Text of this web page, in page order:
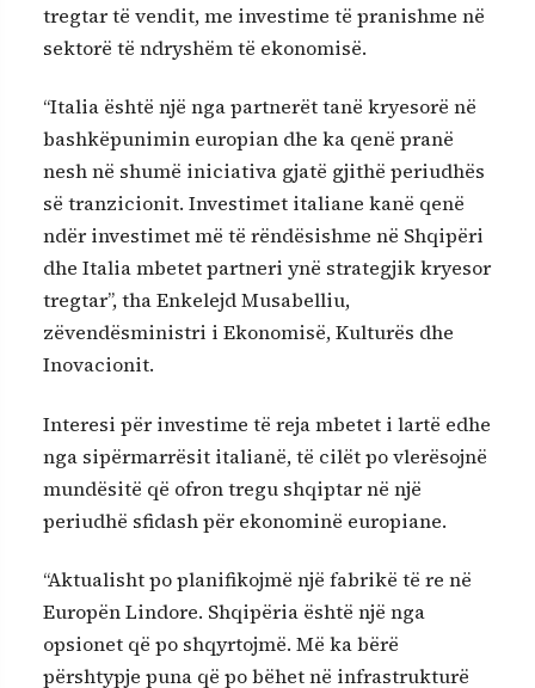
tregtar të vendit, me investime të pranishme në
sektorë të ndryshëm të ekonomisë.
“Italia është një nga partnerët tanë kryesorë në
bashkëpunimin europian dhe ka qenë pranë
nesh në shumë iniciativa gjatë gjithë periudhës
së tranzicionit. Investimet italiane kanë qenë
ndër investimet më të rëndësishme në Shqipëri
dhe Italia mbetet partneri ynë strategjik kryesor
tregtar”, tha Enkelejd Musabelliu,
zëvendësministri i Ekonomisë, Kulturës dhe
Inovacionit.
Interesi për investime të reja mbetet i lartë edhe
nga sipërmarrësit italianë, të cilët po vlerësojnë
mundësitë që ofron tregu shqiptar në një
periudhë sfidash për ekonominë europiane.
“Aktualisht po planifikojmë një fabrikë të re në
Europën Lindore. Shqipëria është një nga
opsionet që po shqyrtojmë. Më ka bërë
përshtypje puna që po bëhet në infrastrukturë